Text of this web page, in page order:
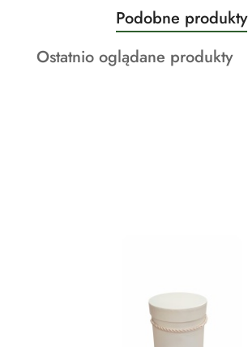
Pomiń karuzelę produktów
Produkty
o
statusie:
Podobne produkty
Produkty
Ostatnio oglądane produkty